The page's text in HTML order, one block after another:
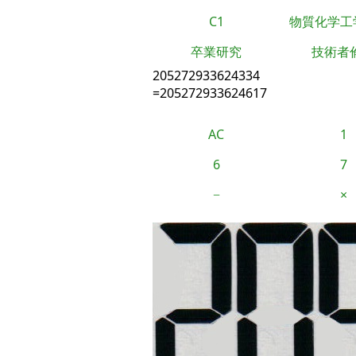
C1
物質化学
卒業研究
技術者
205272933624334
=205272933624617
AC
1
6
7
−
×